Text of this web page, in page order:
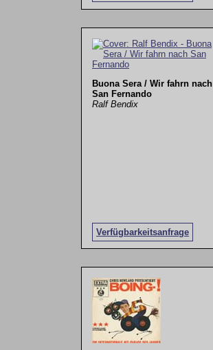
Buona Sera / Wir fahrn nach
San Fernando
Ralf Bendix
Verfügbarkeitsanfrage